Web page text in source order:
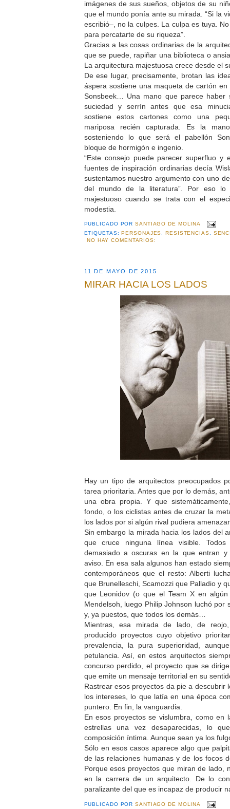
imágenes de sus sueños, objetos de su
que el mundo ponía ante su mirada. “Si la
escribió–, no la culpes. La culpa es tuya.
para percatarte de su riqueza”.
Gracias a las cosas ordinarias de la
que se puede, rapiñar una biblioteca o
La arquitectura majestuosa crece desde el
De ese lugar, precisamente, brotan las
áspera sostiene una maqueta de cartón
Sonsbeek… Una mano que parece haber
suciedad y serrín antes que esa
sostiene estos cartones como una
mariposa recién capturada. Es la
sosteniendo lo que será el pabellón
bloque de hormigón e ingenio.
“Este consejo puede parecer superfluo y
fuentes de inspiración ordinarias decía
sustentamos nuestro argumento con uno
del mundo de la literatura”. Por eso lo
majestuoso cuando se trata con el
modestia.
PUBLICADO PORSANTIAGO DE MOLINA
ETIQUETAS:PERSONAJES ,RESISTENCIAS
NO HAY COMENTARIOS:
11 DE MAYO DE 2015
MIRAR HACIA LOS LADOS
Hay un tipo de arquitectos preocupados
tarea prioritaria. Antes que por lo demás,
una obra propia. Y que
fondo, o los ciclistas antes de cruzar la
los lados por si algún rival pudiera
Sin embargo la mirada hacia los lados del
que cruce ninguna línea visible.
demasiado a oscuras en la que entran y
aviso. En esa sala algunos han estado
contemporáneos que el resto: Alberti
que Brunelleschi, Scamozzi que Palladio y
que Leonidov (o que el Team X en
Mendelsoh, luego Philip Johnson luchó por
y, ya puestos, que todos los demás…
Mientras, esa mirada de lado, de
producido proyectos cuyo objetivo
prevalencia, la pura superioridad,
petulancia. Así, en estos arquitectos
concurso perdido, el proyecto que se
que emite un mensaje territorial en su
Rastrear esos proyectos da pie a descubrir
los intereses, lo que latía en una época
puntero. En fin, la vanguardia.
En esos proyectos se vislumbra, como en
estrellas una vez desaparecidas, lo
composición íntima. Aunque sean ya los
Sólo en esos casos aparece algo que
de las relaciones humanas y de los focos
Porque esos proyectos que miran de lado,
en la carrera de un arquitecto. De lo
paralizante del que es incapaz de producir
PUBLICADO PORSANTIAGO DE MOLINA